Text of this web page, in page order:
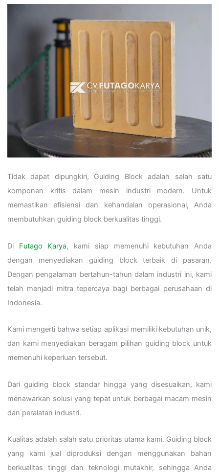
Tidak dapat dipungkiri, Guiding Block adalah salah satu
komponen kritis dalam mesin industri modern. Untuk
memastikan efisiensi dan kehandalan operasional, Anda
membutuhkan guiding block berkualitas tinggi.
Di Futago Karya, kami siap memenuhi kebutuhan Anda
dengan menyediakan guiding block terbaik di pasaran.
Dengan pengalaman bertahun-tahun dalam industri ini, kami
telah menjadi mitra tepercaya bagi berbagai perusahaan di
Indonesia.
Kami mengerti bahwa setiap aplikasi memiliki kebutuhan unik,
dan kami menyediakan beragam pilihan guiding block untuk
memenuhi keperluan tersebut.
Dari guiding block standar hingga yang disesuaikan, kami
menawarkan solusi yang tepat untuk berbagai macam mesin
dan peralatan industri.
Kualitas adalah salah satu prioritas utama kami. Guiding block
yang kami jual diproduksi dengan menggunakan bahan
berkualitas tinggi dan teknologi mutakhir, sehingga Anda